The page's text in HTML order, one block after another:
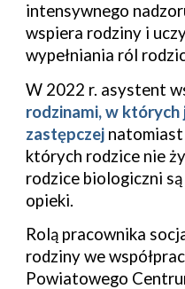
intensywnego
wspiera rodziny i
wypełniania ról
W 2022 r. asystent
rodzinami, w których
zastępczej
których rodzice nie
rodzice biologiczni
opieki.
Rolą pracownika
rodziny we
Powiatowego